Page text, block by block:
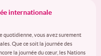
internationale
quotidienne, vous avez surement
Que ce soit la journée des
la journée du cœur, les Nations